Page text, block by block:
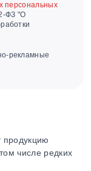
персональных
ФЗ "О
рекламные
продукцию
числе редких